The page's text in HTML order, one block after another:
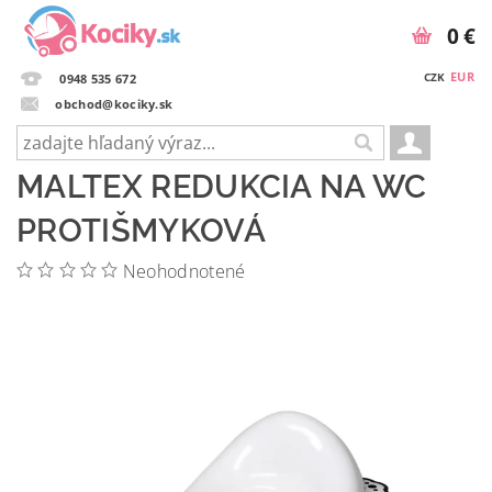
0948 535 672
obchod@kociky.sk
CZK EUR
0 €
MALTEX REDUKCIA NA WC
PROTIŠMYKOVÁ
Neohodnotené